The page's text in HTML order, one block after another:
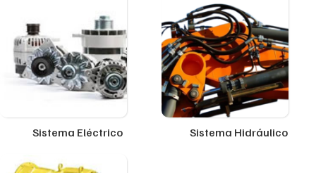
Sistema Eléctrico Sistema Hidráulico